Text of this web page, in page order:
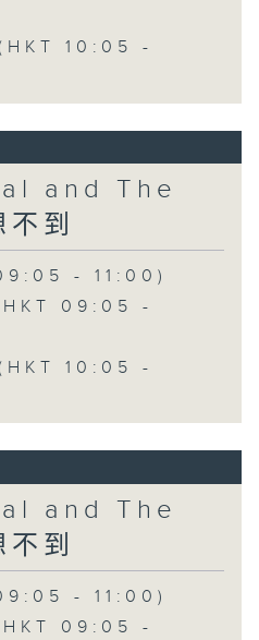
10:05 -
and The
到
- 11:00)
09:05 -
10:05 -
and The
到
- 11:00)
09:05 -